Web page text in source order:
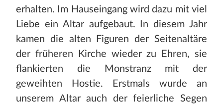
erhalten. Im Hauseingang wird dazu mit viel
Liebe ein Altar aufgebaut. In diesem Jahr
kamen die alten Figuren der Seitenaltäre
der früheren Kirche wieder zu Ehren, sie
flankierten die Monstranz mit der
geweihten Hostie. Erstmals wurde an
unserem Altar auch der feierliche Segen